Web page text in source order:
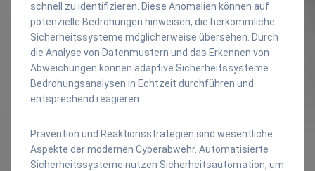
schnell zu identifizieren. Diese Anomalien können auf
potenzielle Bedrohungen hinweisen, die herkömmliche
Sicherheitssysteme möglicherweise übersehen. Durch
die Analyse von Datenmustern und das Erkennen von
Abweichungen können adaptive Sicherheitssysteme
Bedrohungsanalysen in Echtzeit durchführen und
entsprechend reagieren.
Prävention und Reaktionsstrategien sind wesentliche
Aspekte der modernen Cyberabwehr. Automatisierte
Sicherheitssysteme nutzen Sicherheitsautomation, um